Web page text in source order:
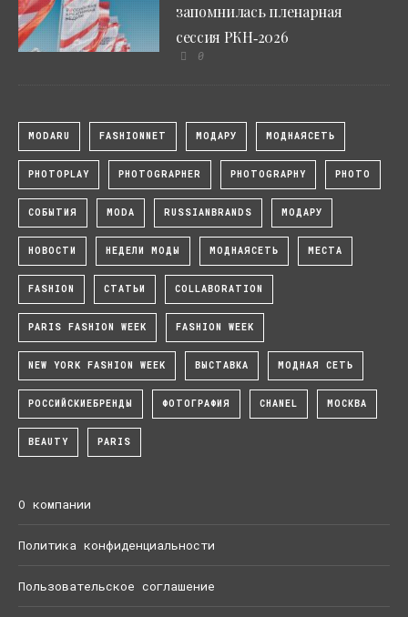
запомнилась пленарная
сессия РКН‑2026
0
MODARU FASHIONNET МОДАРУ МОДНАЯСЕТЬ
PHOTOPLAY PHOTOGRAPHER PHOTOGRAPHY PHOTO
СОБЫТИЯ MODA RUSSIANBRANDS МОДАРУ
НОВОСТИ НЕДЕЛИ МОДЫ МОДНАЯСЕТЬ МЕСТА
FASHION СТАТЬИ COLLABORATION
PARIS FASHION WEEK FASHION WEEK
NEW YORK FASHION WEEK ВЫСТАВКА МОДНАЯ СЕТЬ
РОССИЙСКИЕБРЕНДЫ ФОТОГРАФИЯ CHANEL МОСКВА
BEAUTY PARIS
О компании
Политика конфиденциальности
Пользовательское соглашение